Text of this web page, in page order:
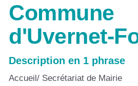
Commune
d'Uvernet-
Description en 1 phrase
Accueil/ Secrétariat de Mairie